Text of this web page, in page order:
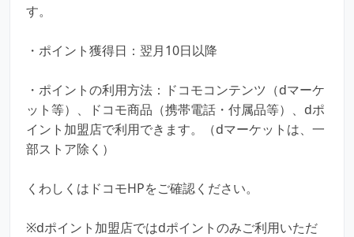
す。
・ポイント獲得日：翌月10日以降
・ポイントの利用方法：ドコモコンテンツ（dマーケ
ット等）、ドコモ商品（携帯電話・付属品等）、dポ
イント加盟店で利用できます。（dマーケットは、一
部ストア除く）
くわしくはドコモHPをご確認ください。
※dポイント加盟店ではdポイントのみご利用いただ